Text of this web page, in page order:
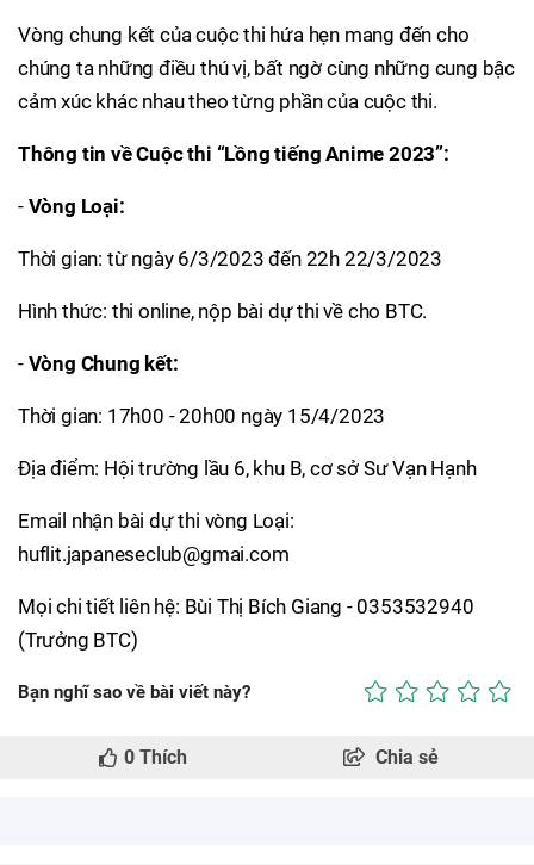
Vòng chung kết của cuộc thi hứa hẹn mang đến cho
chúng ta những điều thú vị, bất ngờ cùng những cung bậc
cảm xúc khác nhau theo từng phần của cuộc thi.
Thông tin về Cuộc thi “Lồng tiếng Anime 2023”:
- Vòng Loại:
Thời gian: từ ngày 6/3/2023 đến 22h 22/3/2023
Hình thức: thi online, nộp bài dự thi về cho BTC.
- Vòng Chung kết:
Thời gian: 17h00 - 20h00 ngày 15/4/2023
Địa điểm: Hội trường lầu 6, khu B, cơ sở Sư Vạn Hạnh
Email nhận bài dự thi vòng Loại:
huflit.japaneseclub@gmai.com
Mọi chi tiết liên hệ: Bùi Thị Bích Giang - 0353532940
(Trưởng BTC)
Bạn nghĩ sao về bài viết này?
0 Thích Chia sẻ